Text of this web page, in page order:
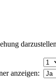
anzeigen: